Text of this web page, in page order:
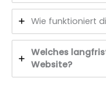
Wie funktioniert
Welches
Website?